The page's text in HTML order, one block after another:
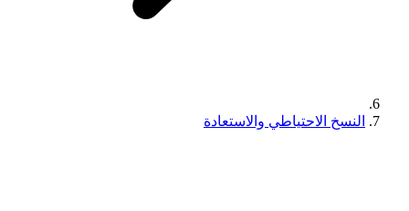
النسخ الاحتياطي والاستعادة